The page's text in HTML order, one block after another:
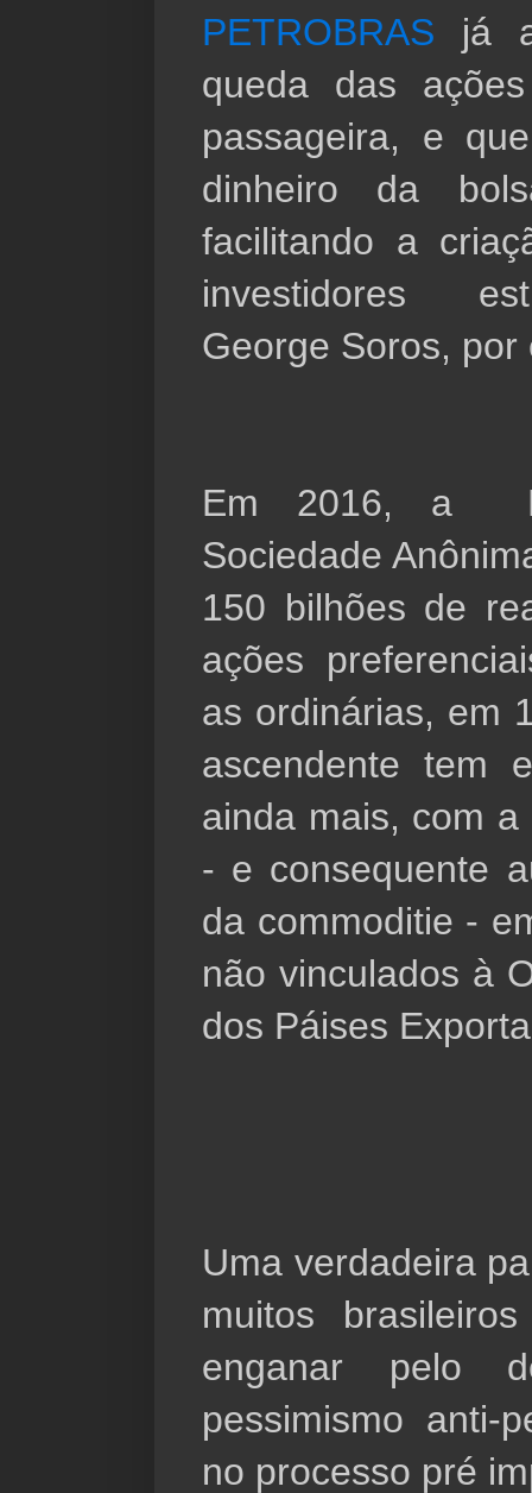
PETROBRAS já
queda das
passageira, e
dinheiro da
facilitando a
investidores
George Soros,
Em 2016, a
Sociedade
150 bilhões de
ações
as ordinárias, em
ascendente tem
ainda mais, com
- e consequente
da commoditie -
não vinculados à
dos Páises
Uma verdadeira
muitos
enganar pelo
pessimismo anti-
no processo pré